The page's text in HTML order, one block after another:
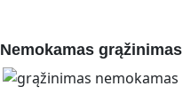
Nemokamas grąžinimas